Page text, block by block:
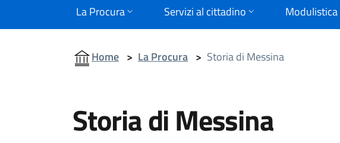
La Procura Servizi al cittadino Modulistica
Home > La Procura > Storia di Messina
Storia di Messina